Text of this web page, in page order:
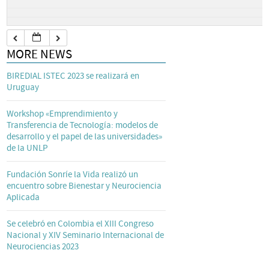
MORE NEWS
BIREDIAL ISTEC 2023 se realizará en
Uruguay
Workshop «Emprendimiento y
Transferencia de Tecnología: modelos de
desarrollo y el papel de las universidades»
de la UNLP
Fundación Sonríe la Vida realizó un
encuentro sobre Bienestar y Neurociencia
Aplicada
Se celebró en Colombia el XIII Congreso
Nacional y XIV Seminario Internacional de
Neurociencias 2023